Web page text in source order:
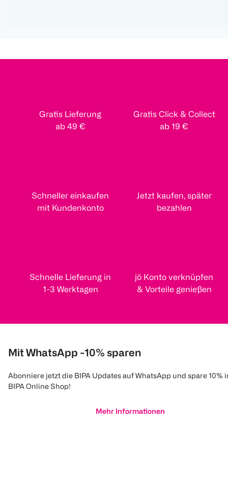
Gratis Lieferung
ab 49 €
Gratis Click & Collect
ab 19 €
Schneller einkaufen
mit Kundenkonto
Jetzt kaufen, später
bezahlen
Schnelle Lieferung in
1-3 Werktagen
jö Konto verknüpfen
& Vorteile genießen
Mit WhatsApp -10% sparen
Abonniere jetzt die BIPA Updates auf WhatsApp und spare 10%
BIPA Online Shop!
Mehr Informationen